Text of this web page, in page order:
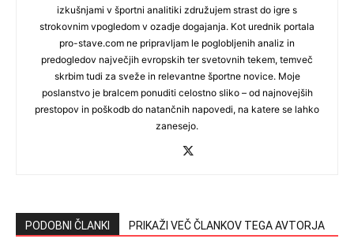
izkušnjami v športni analitiki združujem strast do igre s
strokovnim vpogledom v ozadje dogajanja. Kot urednik portala
pro-stave.com ne pripravljam le poglobljenih analiz in
predogledov največjih evropskih ter svetovnih tekem, temveč
skrbim tudi za sveže in relevantne športne novice. Moje
poslanstvo je bralcem ponuditi celostno sliko – od najnovejših
prestopov in poškodb do natančnih napovedi, na katere se lahko
zanesejo.
PODOBNI ČLANKI PRIKAŽI VEČ ČLANKOV TEGA AVTORJA